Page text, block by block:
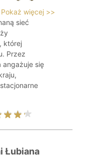
Pokaż więcej >>
sieć
której
Przez
się
Łubiana